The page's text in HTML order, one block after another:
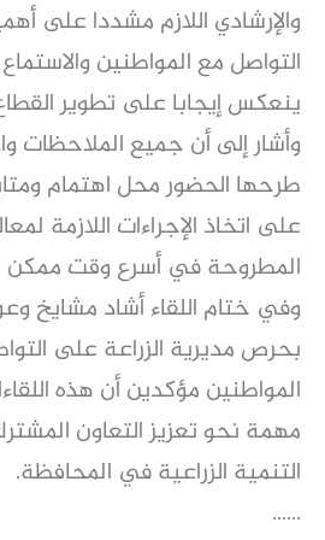
والإرشادي اللازم مشددا على
التواصل مع المواطنين
ينعكس إيجابا على تطوير
وأشار إلى أن جميع الملاحظات
طرحها الحضور محل اهتمام
على اتخاذ الإجراءات اللازمة
المطروحة في أسرع وقت ممكن
وفي ختام اللقاء أشاد مشايخ
بحرص مديرية الزراعة على
المواطنين مؤكدين أن هذه
مهمة نحو تعزيز التعاون
التنمية الزراعية في المحافظة.
......